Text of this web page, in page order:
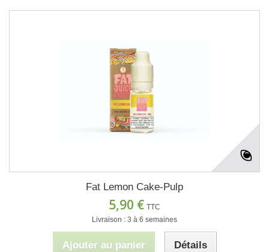
Fat Lemon Cake-Pulp
5,90 € TTC
Livraison : 3 à 6 semaines
Ajouter au panier Détails